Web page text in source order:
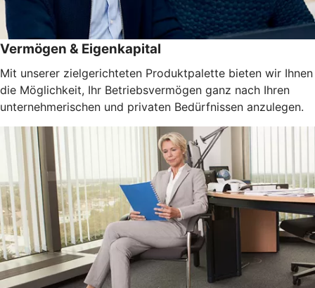
Vermögen & Eigenkapital
Mit unserer zielgerichteten Produktpalette bieten wir Ihnen
die Möglichkeit, Ihr Betriebsvermögen ganz nach Ihren
unternehmerischen und privaten Bedürfnissen anzulegen.